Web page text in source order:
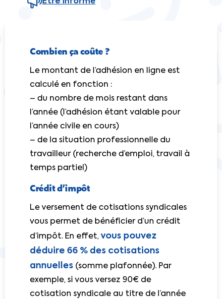
Combien ça coûte ?
Le montant de l’adhésion en ligne est
calculé en fonction :
– du nombre de mois restant dans
l’année (l’adhésion étant valable pour
l’année civile en cours)
– de la situation professionnelle du
travailleur (recherche d’emploi, travail à
temps partiel)
Crédit d’impôt
Le versement de cotisations syndicales
vous permet de bénéficier d’un crédit
d’impôt. En effet, vous pouvez
déduire 66 % des cotisations
annuelles (somme plafonnée). Par
exemple, si vous versez 90€ de
cotisation syndicale au titre de l’année